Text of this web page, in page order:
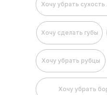
Хочу убрать сухость
Хочу убрать рубцы
Хочу сделать губы
Хочу убрать